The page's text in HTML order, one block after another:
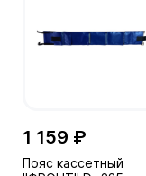
1 159 ₽
Пояс кассетный